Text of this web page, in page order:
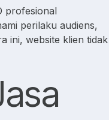
profesional
perilaku audiens,
ini, website klien tidak